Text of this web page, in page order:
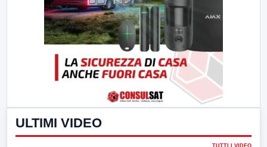
ULTIMI VIDEO